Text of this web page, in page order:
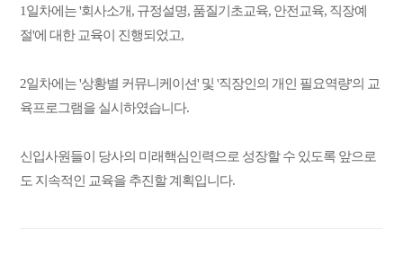
1일차에는 '회사소개, 규정설명, 품질기초교육, 안전교육, 직장예
절'에 대한 교육이 진행되었고,
2일차에는 '상황별 커뮤니케이션' 및 '직장인의 개인 필요역량'의 교
육프로그램을 실시하였습니다.
신입사원들이 당사의 미래핵심인력으로 성장할 수 있도록 앞으로
도 지속적인 교육을 추진할 계획입니다.